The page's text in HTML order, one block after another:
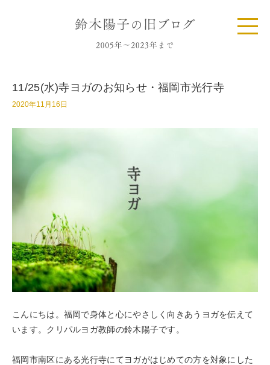
11/25(水)寺ヨガのお知らせ・福岡市光行寺
2020年11月16日
こんにちは。福岡で身体と心にやさしく向きあうヨガを伝えて
います。クリパルヨガ教師の鈴木陽子です。
福岡市南区にある光行寺にてヨガがはじめての方を対象にした